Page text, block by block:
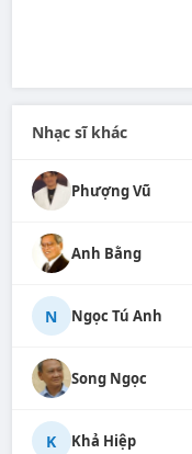
Nhạc sĩ khác
Phượng Vũ
Anh Bằng
N Ngọc Tú Anh
Song Ngọc
K Khả Hiệp